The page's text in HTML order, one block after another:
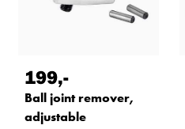
199,-
Ball joint remover,
adjustable